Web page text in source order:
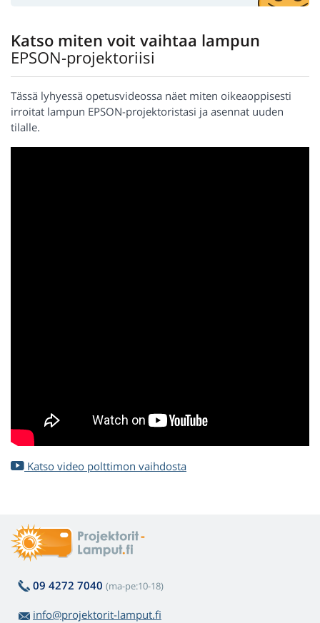
Katso miten voit vaihtaa lampun
EPSON-projektoriisi
Tässä lyhyessä opetusvideossa näet miten oikeaoppisesti
irroitat lampun EPSON-projektoristasi ja asennat uuden
tilalle.
Katso video polttimon vaihdosta
09 4272 7040 (ma-pe:10-18)
info@projektorit-lamput.fi